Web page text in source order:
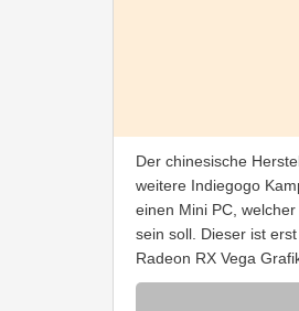
Der chinesische
weitere Indiegogo
einen Mini PC,
sein soll. Dieser ist
Radeon RX Vega